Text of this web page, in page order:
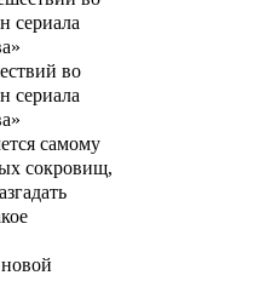
во
сериала
самому
сокровищ,